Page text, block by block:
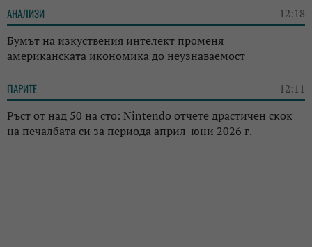
АНАЛИЗИ 12:18
Бумът на изкуствения интелект променя
американската икономика до неузнаваемост
ПАРИТЕ 12:11
Ръст от над 50 на сто: Nintendo отчете драстичен скок
на печалбата си за периода април-юни 2026 г.